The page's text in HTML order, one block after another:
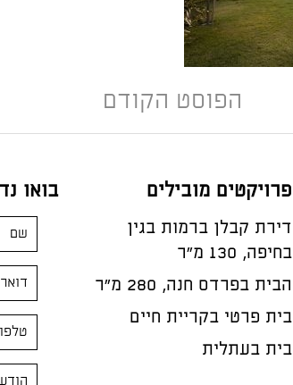
הפוסט הקודם
פרויקטים מובילים
דירת קבלן ברמות בגין
בחיפה, 130 מ"ר
הבית בפרדס חנה, 280 מ״ר
בית פרטי בקריית חיים
בית בעתלית
בואו